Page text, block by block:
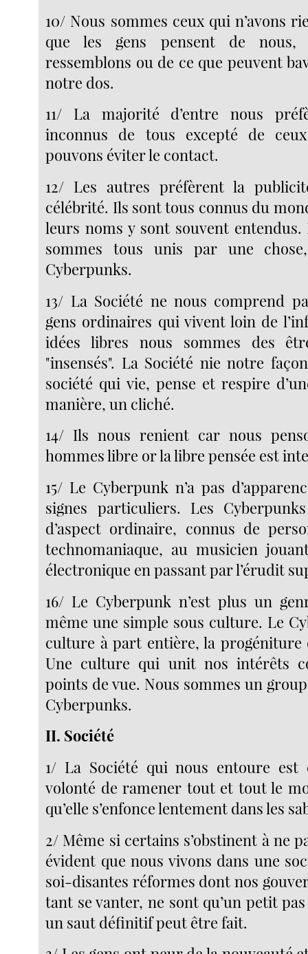
10/ Nous sommes ceux qui n’avons
que les gens pensent de nous,
ressemblons ou de ce que peuvent
notre dos.
11/ La majorité d’entre nous
inconnus de tous excepté de
pouvons éviter le contact.
12/ Les autres préfèrent la
célébrité. Ils sont tous connus du
leurs noms y sont souvent entendus.
sommes tous unis par une
Cyberpunks.
13/ La Société ne nous comprend
gens ordinaires qui vivent loin de
idées libres nous sommes des
"insensés". La Société nie notre
société qui vie, pense et respire
manière, un cliché.
14/ Ils nous renient car nous
hommes libre or la libre pensée est
15/ Le Cyberpunk n’a pas
signes particuliers. Les
d’aspect ordinaire, connus de
technomaniaque, au musicien
électronique en passant par l’érudit
16/ Le Cyberpunk n’est plus un
même une simple sous culture. Le
culture à part entière, la progéniture
Une culture qui unit nos intérêts
points de vue. Nous sommes un
Cyberpunks.
II. Société
1/ La Société qui nous entoure est
volonté de ramener tout et tout le
qu’elle s’enfonce lentement dans les
2/ Même si certains s’obstinent à ne
évident que nous vivons dans une
soi-disantes réformes dont nos
tant se vanter, ne sont qu’un petit
un saut définitif peut être fait.